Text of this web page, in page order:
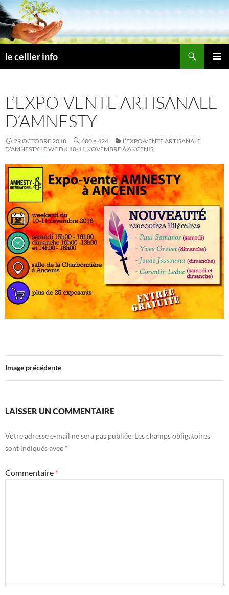
Aller
au
contenu
le cellier info
L’EXPO-VENTE ARTISANALE
D’AMNESTY
29 OCTOBRE 2018 600 × 424
L’EXPO-VENTE ARTISANALE
D’AMNESTY LE WE DU 10-11 NOVEMBRE À ANCENIS
Image précédente
LAISSER UN COMMENTAIRE
Votre adresse e-mail ne sera pas publiée. Les champs obligatoires
sont indiqués avec *
Commentaire *